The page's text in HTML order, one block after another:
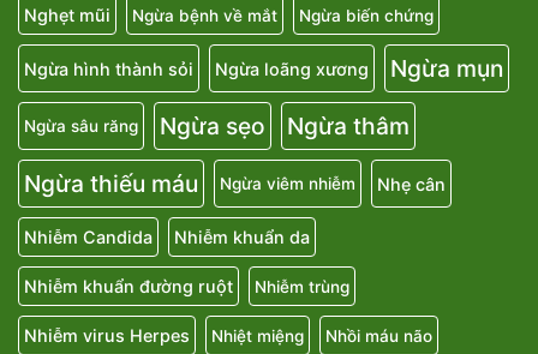
Nghẹt mũi Ngừa bệnh về mắt Ngừa biến chứng
Ngừa hình thành sỏi Ngừa loãng xương Ngừa mụn
Ngừa sâu răng Ngừa sẹo
Ngừa thâm
Ngừa thiếu máu
Ngừa viêm nhiễm Nhẹ cân
Nhiễm Candida Nhiễm khuẩn da
Nhiễm khuẩn đường ruột Nhiễm trùng
Nhiễm virus Herpes Nhiệt miệng Nhồi máu não